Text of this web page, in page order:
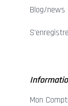
Blog/news
Mon